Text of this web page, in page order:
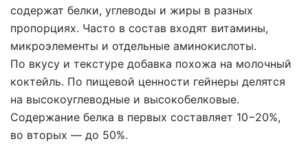
содержат белки, углеводы и жиры в разных
пропорциях. Часто в состав входят витамины,
микроэлементы и отдельные аминокислоты.
По вкусу и текстуре добавка похожа на молочный
коктейль. По пищевой ценности гейнеры делятся
на высокоуглеводные и высокобелковые.
Содержание белка в первых составляет 10−20%,
во вторых — до 50%.